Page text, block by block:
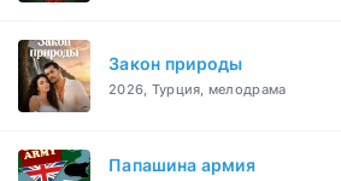
Закон природы
2026, Турция, мелодрама
Папашина армия